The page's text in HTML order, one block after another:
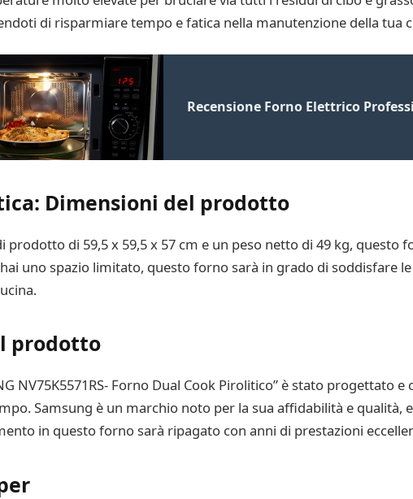
di risparmiare tempo e fatica nella manutenzione della tua
Recensione Forno Elettrico
Dimensioni del prodotto
prodotto di 59,5 x 59,5 x 57 cm e un peso netto di 49 kg, questo
uno spazio limitato, questo forno sarà in grado di soddisfare
prodotto
NV75K5571RS- Forno Dual Cook Pirolitico” è stato
Samsung è un marchio noto per la sua affidabilità e qualità,
in questo forno sarà ripagato con anni di prestazioni